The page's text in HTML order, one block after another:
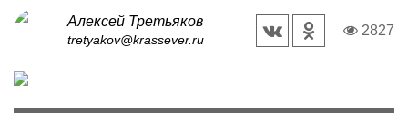
Алексей Третьяков
tretyakov@krassever.ru
2827